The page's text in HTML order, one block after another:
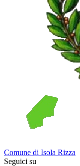
Comune di Isola Rizza
Seguici su